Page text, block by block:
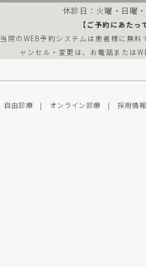
休診日：火曜・日曜
【ご予約にあたっ
当院のWEB予約システムは患者様に無
ャンセル・変更は、お電話または
自由診療 | オンライン診療 | 採用情報